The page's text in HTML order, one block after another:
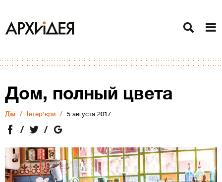
Дом, полный цвета
Дiм Інтер'єри 5 августа 2017